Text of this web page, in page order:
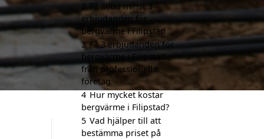
2 Få alltid minst 3
erbjudanden för
bergvärme i Filipstad
3 Få 3 erbjudanden för
bergvärme i Filipstad
från professionella
företag
4 Hur mycket kostar
bergvärme i Filipstad?
5 Vad hjälper till att
bestämma priset på